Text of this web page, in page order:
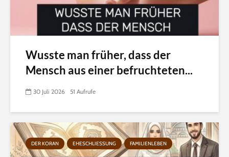
Wusste man früher, dass der
Mensch aus einer befruchteten...
30 Juli 2026 51 Aufrufe
DER KORAN EHESCHLIESSUNG FAMILIENLEBEN